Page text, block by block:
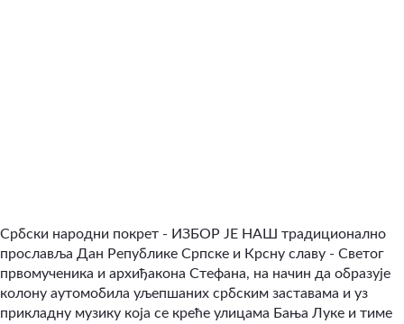
Србски народни покрет - ИЗБОР ЈЕ НАШ традиционално
прославља Дан Републике Српске и Крсну славу - Светог
првомученика и архиђакона Стефана, на начин да образује
колону аутомобила уљепшаних србским заставама и уз
прикладну музику која се креће улицама Бања Луке и тиме